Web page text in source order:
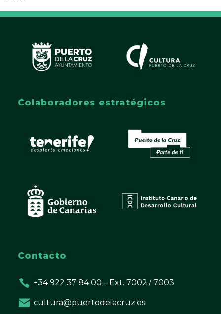
Colaboradores estratégicos
Contacto
+34 922 37 84 00 – Ext. 7002 / 7003
cultura@puertodelacruz.es